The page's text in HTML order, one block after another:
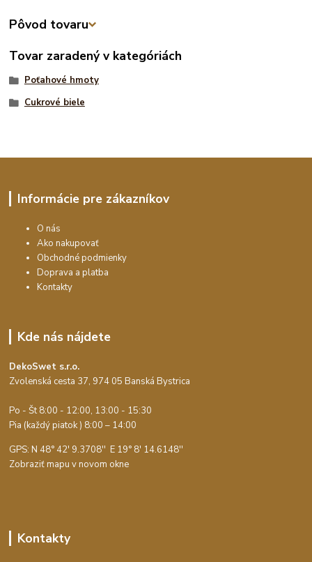
Pôvod tovaru
Tovar zaradený v kategóriách
Poťahové hmoty
Cukrové biele
Informácie pre zákazníkov
O nás
Ako nakupovať
Obchodné podmienky
Doprava a platba
Kontakty
Kde nás nájdete
DekoSwet s.r.o.
Zvolenská cesta 37, 974 05 Banská Bystrica
Po - Št 8:00 - 12:00, 13:00 - 15:30
Pia (každý piatok ) 8:00 – 14:00
GPS: N 48° 42' 9.3708'' E 19° 8' 14.6148''
Zobraziť mapu v novom okne
Kontakty